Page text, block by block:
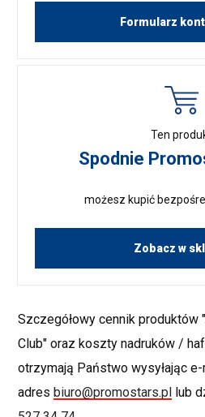
Formularz
Ten
Spodnie
możesz kupić
Zobacz w
Szczegółowy cennik produktów
Club" oraz koszty nadruków /
otrzymają Państwo wysyłając
adresbiuro@promostars.pl lub